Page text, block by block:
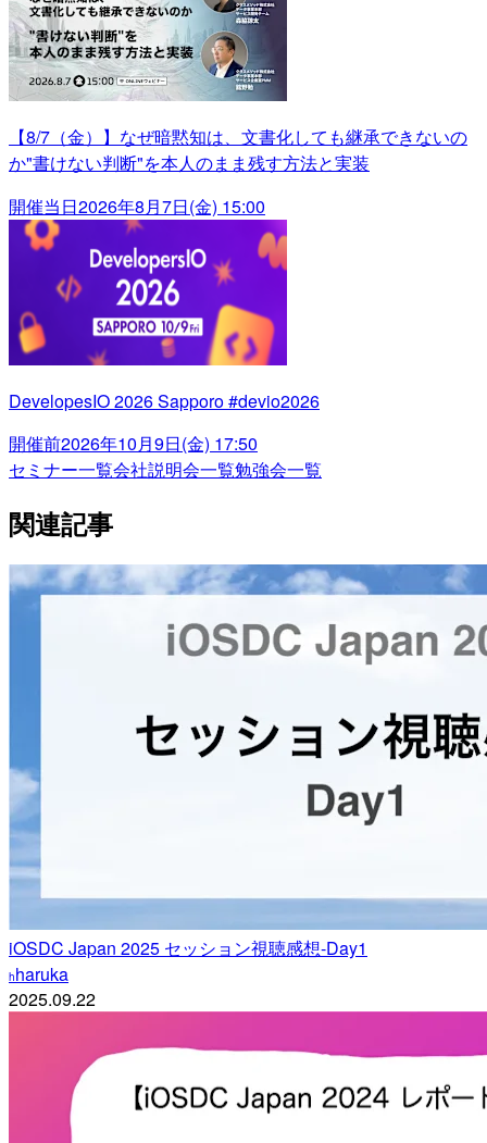
【8/7（金）】なぜ暗黙知は、文書化しても継承できないの
か"書けない判断"を本人のまま残す方法と実装
開催当日2026年8月7日(金) 15:00
DevelopesIO 2026 Sapporo #devio2026
開催前2026年10月9日(金) 17:50
セミナー一覧会社説明会一覧勉強会一覧
関連記事
iOSDC Japan 2025 セッション視聴感想-Day1
hharuka
2025.09.22